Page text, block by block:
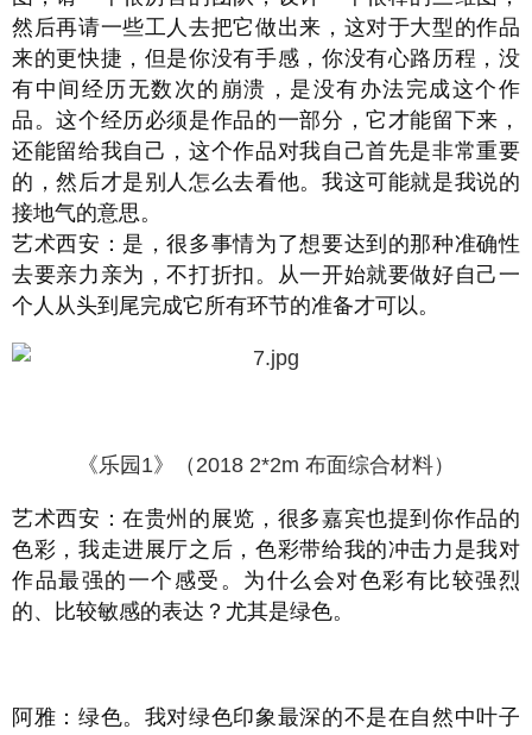
然后再请一些工人去把它做出来，这对于大型的作品
来的更快捷，但是你没有手感，你没有心路历程，没
有中间经历无数次的崩溃，是没有办法完成这个作
品。这个经历必须是作品的一部分，它才能留下来，
还能留给我自己，这个作品对我自己首先是非常重要
的，然后才是别人怎么去看他。我这可能就是我说的
接地气的意思。
艺术西安：是，很多事情为了想要达到的那种准确性
去要亲力亲为，不打折扣。从一开始就要做好自己一
个人从头到尾完成它所有环节的准备才可以。
《乐园1》（2018 2*2m 布面综合材料）
艺术西安：在贵州的展览，很多嘉宾也提到你作品的
色彩，我走进展厅之后，色彩带给我的冲击力是我对
作品最强的一个感受。为什么会对色彩有比较强烈
的、比较敏感的表达？尤其是绿色。
阿雅：绿色。我对绿色印象最深的不是在自然中叶子